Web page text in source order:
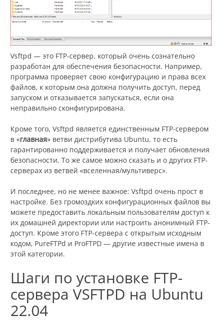
Vsftpd — это FTP-сервер, который очень сознательно
разработан для обеспечения безопасности. Например,
программа проверяет свою конфигурацию и права всех
файлов, к которым она должна получить доступ, перед
запуском и отказывается запускаться, если она
неправильно сконфигурирована.
Кроме того, Vsftpd является единственным FTP-сервером
в «главная» ветви дистрибутива Ubuntu, то есть
гарантированно поддерживается и получает обновления
безопасности. То же самое можно сказать и о других FTP-
серверах из ветвей «вселенная/мультиверс».
И последнее, но не менее важное: Vsftpd очень прост в
настройке. Без громоздких конфигурационных файлов вы
можете предоставить локальным пользователям доступ к
их домашней директории или настроить анонимный FTP-
доступ. Кроме этого FTP-сервера с открытым исходным
кодом, PureFTPd и ProFTPD — другие известные имена в
этой категории.
Шаги по установке FTP-
сервера VSFTPD на Ubuntu
22.04